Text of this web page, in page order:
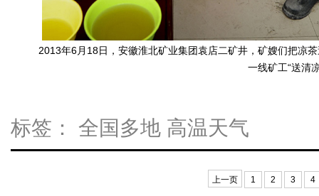
2013年6月18日，安徽淮北矿业集团袁店二矿井，矿嫂们把凉
一线矿工“送清
标签： 全国多地 高温天气
上一页 1 2 3 4